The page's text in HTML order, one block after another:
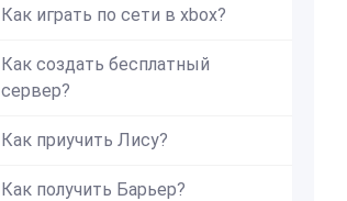
Как играть по сети в xbox?
Как создать бесплатный
сервер?
Как приучить Лису?
Как получить Барьер?